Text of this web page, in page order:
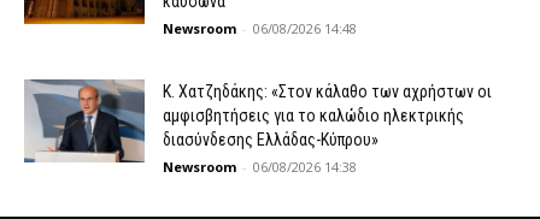
Newsroom - 06/08/2026 14:48
Κ. Χατζηδάκης: «Στον κάλαθο των αχρήστων οι
αμφισβητήσεις για το καλώδιο ηλεκτρικής
διασύνδεσης Ελλάδας-Κύπρου»
Newsroom - 06/08/2026 14:38